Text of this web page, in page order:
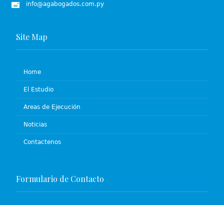
info@agabogados.com.py
Site Map
Home
El Estudio
Areas de Ejecución
Noticias
Contactenos
Formulario de Contacto